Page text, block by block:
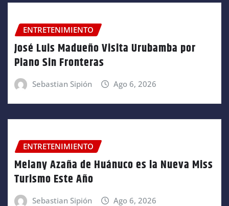
ENTRETENIMIENTO
José Luis Madueño Visita Urubamba por
Piano Sin Fronteras
Sebastian Sipión Ago 6, 2026
ENTRETENIMIENTO
Melany Azaña de Huánuco es la Nueva Miss
Turismo Este Año
Sebastian Sipión Ago 6, 2026